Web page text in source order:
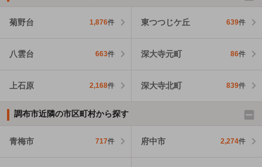
菊野台 1,876件 東つつじケ丘 639件
八雲台 663件 深大寺元町 86件
上石原 2,168件 深大寺北町 839件
調布市近隣の市区町村から探す
青梅市 717件 府中市 2,274件